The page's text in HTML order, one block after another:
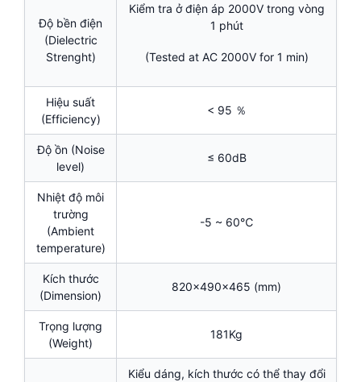
Độ bền điện
(Dielectric
Strenght)
Kiểm tra ở điện áp 2000V trong vòng
1 phút
(Tested at AC 2000V for 1 min)
Hiệu suất
(Efficiency)
< 95 ％
Độ ồn (Noise
level)
≤ 60dB
Nhiệt độ môi
trường
(Ambient
temperature)
-5 ~ 60℃
Kích thước
(Dimension)
820x490x465 (mm)
Trọng lượng
(Weight)
181Kg
Kiểu dáng, kích thước có thể thay đổi